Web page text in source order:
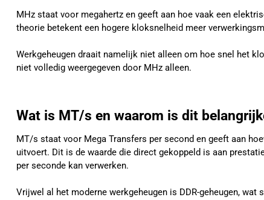
MHz staat voor megahertz en geeft aan hoe vaak een
theorie betekent een hogere kloksnelheid meer
Werkgeheugen draait namelijk niet alleen om hoe snel het
niet volledig weergegeven door MHz alleen.
Wat is MT/s en waarom is dit
MT/s staat voor Mega Transfers per second en geeft aan
uitvoert. Dit is de waarde die direct gekoppeld is aan
per seconde kan verwerken.
Vrijwel al het moderne werkgeheugen is DDR-geheugen,